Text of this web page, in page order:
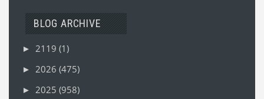
BLOG ARCHIVE
► 2119 (1)
► 2026 (475)
► 2025 (958)